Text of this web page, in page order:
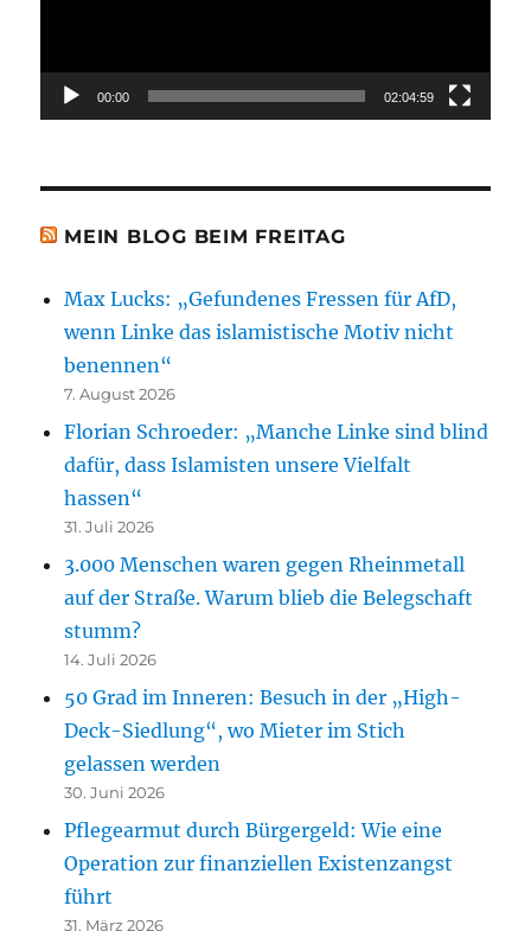
00:00 02:04:59
MEIN BLOG BEIM FREITAG
Max Lucks: „Gefundenes Fressen für AfD,
wenn Linke das islamistische Motiv nicht
benennen“
7. August 2026
Florian Schroeder: „Manche Linke sind blind
dafür, dass Islamisten unsere Vielfalt
hassen“
31. Juli 2026
3.000 Menschen waren gegen Rheinmetall
auf der Straße. Warum blieb die Belegschaft
stumm?
14. Juli 2026
50 Grad im Inneren: Besuch in der „High-
Deck-Siedlung“, wo Mieter im Stich
gelassen werden
30. Juni 2026
Pflegearmut durch Bürgergeld: Wie eine
Operation zur finanziellen Existenzangst
führt
31. März 2026